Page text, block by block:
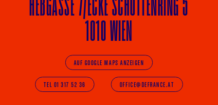
1010 WIEN
AUF GOOGLE MAPS ANZEIGEN
TEL 01 317 52 36 OFFICE@DEFRANCE.AT